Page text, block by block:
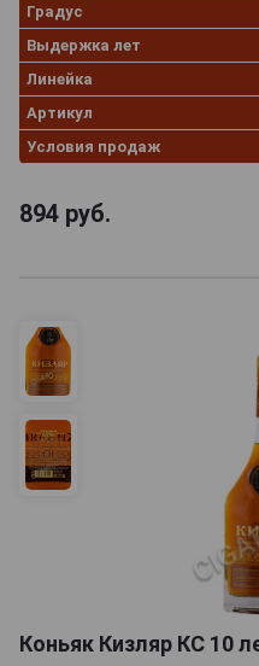
Градус
Выдержка лет
Линейка
Артикул
Условия продаж
894 руб.
Коньяк Кизляр КС 10